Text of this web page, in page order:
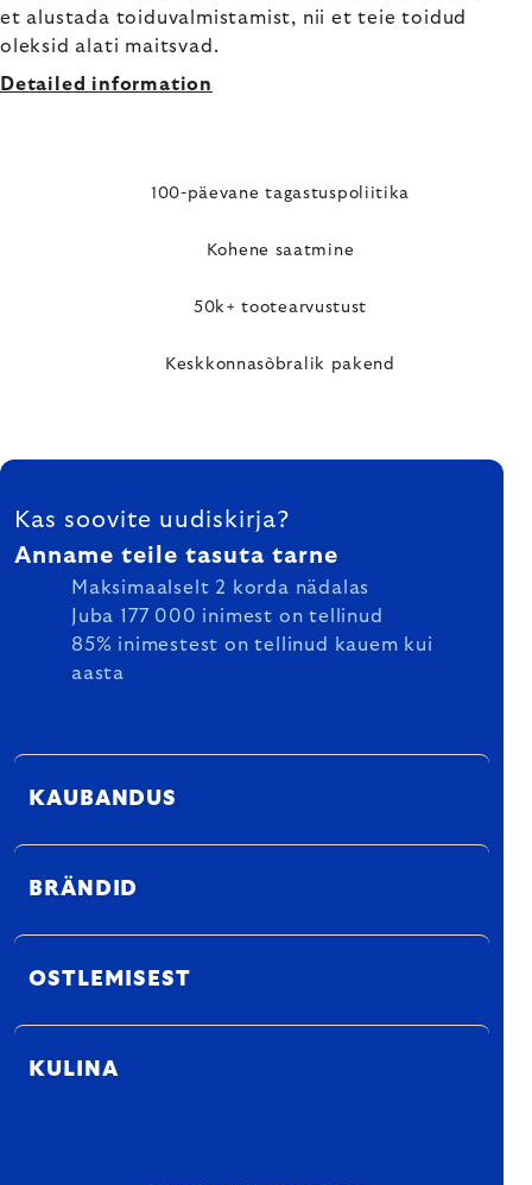
et alustada toiduvalmistamist, nii et teie toidud
oleksid alati maitsvad.
Detailed information
100-päevane tagastuspoliitika
Kohene saatmine
50k+ tootearvustust
Keskkonnasõbralik pakend
FOOTER
Kas soovite uudiskirja?
Anname teile tasuta tarne
Maksimaalselt 2 korda nädalas
Juba 177 000 inimest on tellinud
85% inimestest on tellinud kauem kui
aasta
KAUBANDUS
BRÄNDID
OSTLEMISEST
KULINA